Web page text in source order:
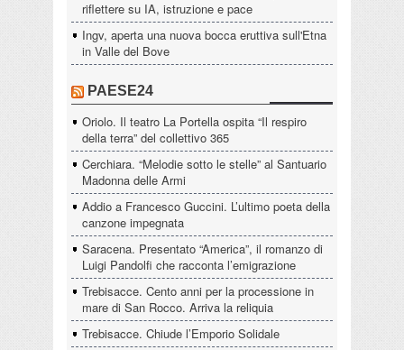
riflettere su IA, istruzione e pace
Ingv, aperta una nuova bocca eruttiva sull'Etna
in Valle del Bove
PAESE24
Oriolo. Il teatro La Portella ospita “Il respiro
della terra” del collettivo 365
Cerchiara. “Melodie sotto le stelle” al Santuario
Madonna delle Armi
Addio a Francesco Guccini. L’ultimo poeta della
canzone impegnata
Saracena. Presentato “America”, il romanzo di
Luigi Pandolfi che racconta l’emigrazione
Trebisacce. Cento anni per la processione in
mare di San Rocco. Arriva la reliquia
Trebisacce. Chiude l’Emporio Solidale